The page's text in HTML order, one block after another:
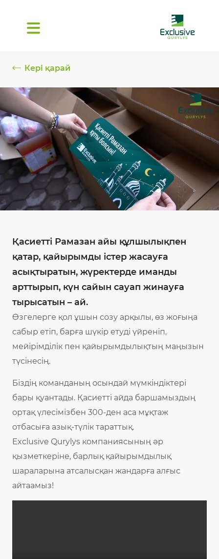
Кері қарай
Қасиетті Рамазан айы құлшылықпен
қатар, қайырымды істер жасауға
асықтыратын, жүректерде иманды
арттырып, күн сайын сауап жинауға
тырысатын – ай.
Өзгелерге қол ұшын созу арқылы, өз жоғыңа
сабыр етіп, барға шүкір етуді үйреніп,
мейірімділік пен қайырымдылықтың маңызын
түсінесің.
Біздің команданың осындай мүмкіндіктері
бары қуантады. Қасиетті айда баршамыздың
ортақ үлесімізбен 300-ден аса мұқтаж
отбасыға азық-түлік тараттық.
Exclusive Qurylys компаниясының әр
қызметкеріне, барлық қайырымдылық
шараларына атсалысқан жандарға алғыс
айтаамыз!